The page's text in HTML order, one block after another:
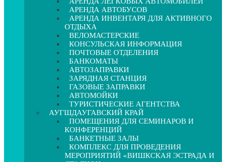
АРЕНДА АВТОБУСОВ
АРЕНДА ИНВЕНТАРЯ ДЛЯ АКТИВНОГО
ОТДЫХА
ВЕЛОМАСТЕРСКИЕ
КОНСУЛЬСКАЯ ИНФОРМАЦИЯ
ПОЧТОВЫЕ ОТДЕЛЕНИЯ
БАНКОМАТЫ
АВТОЗАПРАВКИ
ЗАРЯДНАЯ СТАНЦИЯ
ГАЗОВЫЕ ЗАПРАВКИ
АВТОМОЙКИ
ТУРИСТИЧЕСКИЕ АГЕНТСТВА
АУГШДАУГАВСКИЙ КРАЙ
ПОМЕЩЕНИЯ ДЛЯ СЕМИНАРОВ И
КОНФЕРЕНЦИЙ
БАНКЕТНЫЕ ЗАЛЫ
КОМПЛЕКС ДЛЯ ПРОВЕДЕНИЯ
МЕРОПРИЯТИЙ «ВИШКСКАЯ ЭСТРАДА И